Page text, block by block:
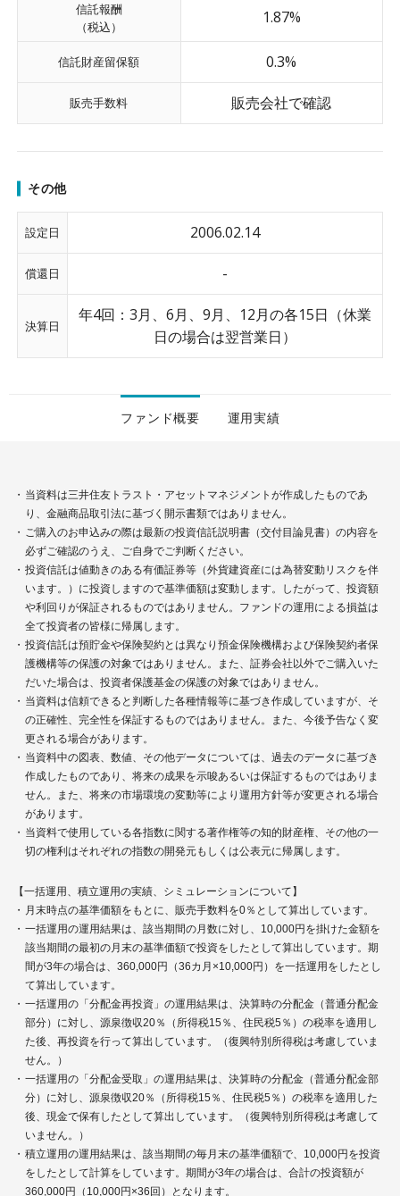
信託報酬
（税込）
1.87%
信託財産留保額 0.3%
販売手数料 販売会社で確認
その他
設定日 2006.02.14
償還日 -
決算日
年4回：3月、6月、9月、12月の各15日（休業
日の場合は翌営業日）
ファンド概要 運用実績
当資料は三井住友トラスト・アセットマネジメントが作成したものであ
り、金融商品取引法に基づく開示書類ではありません。
ご購入のお申込みの際は最新の投資信託説明書（交付目論見書）の内容を
必ずご確認のうえ、ご自身でご判断ください。
投資信託は値動きのある有価証券等（外貨建資産には為替変動リスクを伴
います。）に投資しますので基準価額は変動します。したがって、投資額
や利回りが保証されるものではありません。ファンドの運用による損益は
全て投資者の皆様に帰属します。
投資信託は預貯金や保険契約とは異なり預金保険機構および保険契約者保
護機構等の保護の対象ではありません。また、証券会社以外でご購入いた
だいた場合は、投資者保護基金の保護の対象ではありません。
当資料は信頼できると判断した各種情報等に基づき作成していますが、そ
の正確性、完全性を保証するものではありません。また、今後予告なく変
更される場合があります。
当資料中の図表、数値、その他データについては、過去のデータに基づき
作成したものであり、将来の成果を示唆あるいは保証するものではありま
せん。また、将来の市場環境の変動等により運用方針等が変更される場合
があります。
当資料で使用している各指数に関する著作権等の知的財産権、その他の一
切の権利はそれぞれの指数の開発元もしくは公表元に帰属します。
【一括運用、積立運用の実績、シミュレーションについて】
月末時点の基準価額をもとに、販売手数料を0％として算出しています。
一括運用の運用結果は、該当期間の月数に対し、10,000円を掛けた金額を
該当期間の最初の月末の基準価額で投資をしたとして算出しています。期
間が3年の場合は、360,000円（36カ月×10,000円）を一括運用をしたとし
て算出しています。
一括運用の「分配金再投資」の運用結果は、決算時の分配金（普通分配金
部分）に対し、源泉徴収20％（所得税15％、住民税5％）の税率を適用し
た後、再投資を行って算出しています。（復興特別所得税は考慮していま
せん。）
一括運用の「分配金受取」の運用結果は、決算時の分配金（普通分配金部
分）に対し、源泉徴収20％（所得税15％、住民税5％）の税率を適用した
後、現金で保有したとして算出しています。（復興特別所得税は考慮して
いません。）
積立運用の運用結果は、該当期間の毎月末の基準価額で、10,000円を投資
をしたとして計算をしています。期間が3年の場合は、合計の投資額が
360,000円（10,000円×36回）となります。